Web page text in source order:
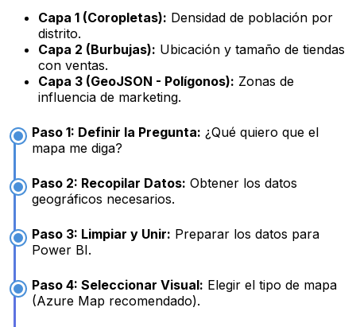
Capa 1 (Coropletas): Densidad de población por
distrito.
Capa 2 (Burbujas): Ubicación y tamaño de tiendas
con ventas.
Capa 3 (GeoJSON - Polígonos): Zonas de
influencia de marketing.
Paso 1: Definir la Pregunta: ¿Qué quiero que el
mapa me diga?
Paso 2: Recopilar Datos: Obtener los datos
geográficos necesarios.
Paso 3: Limpiar y Unir: Preparar los datos para
Power BI.
Paso 4: Seleccionar Visual: Elegir el tipo de mapa
(Azure Map recomendado).